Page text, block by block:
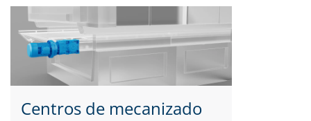
Centros de mecanizado